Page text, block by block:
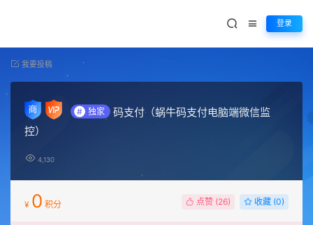
登录
我要投稿
# 独家
码支付（蜗牛码支付电脑端微信监
控）
4,130
¥ 0 积分 点赞 (26) 收藏 (0)